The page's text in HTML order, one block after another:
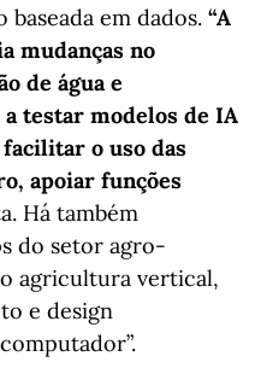
em dados. “A
mudanças no
de água e
testar modelos de IA
o uso das
apoiar funções
Há também
do setor agro-
agricultura vertical,
e design